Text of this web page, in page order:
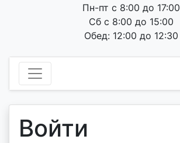
Пн-пт с 8:00 до 17:00
Сб с 8:00 до 15:00
Обед: 12:00 до 12:30
Войти